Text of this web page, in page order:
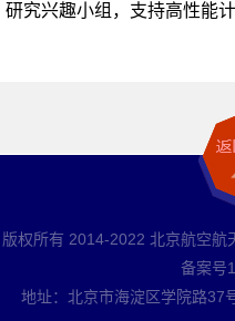
研究兴趣小组，支持高性能计
版权所有 2014-2022 北京航空
备案号
地址：北京市海淀区学院路